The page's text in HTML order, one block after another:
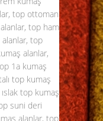
top ottoman
top ham
top
alanlar,
1a kumaş
top kumaş
top kumaş
suni deri
alanlar, top